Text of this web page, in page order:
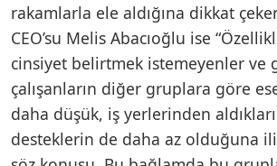
rakamlarla ele aldığına dikkat
CEO’su Melis Abacıoğlu ise
cinsiyet belirtmek istemeyenler ve
çalışanların diğer gruplara göre
daha düşük, iş yerlerinden
desteklerin de daha az olduğuna